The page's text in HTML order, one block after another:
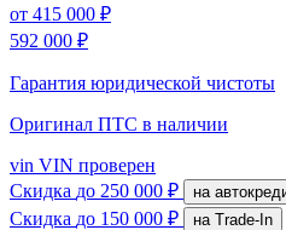
от 415 000 ₽
592 000 ₽
Гарантия юридической чистоты
Оригинал ПТС в наличии
vin VIN проверен
Скидка до 250 000 ₽ на
Скидка до 150 000 ₽
на Trade-In